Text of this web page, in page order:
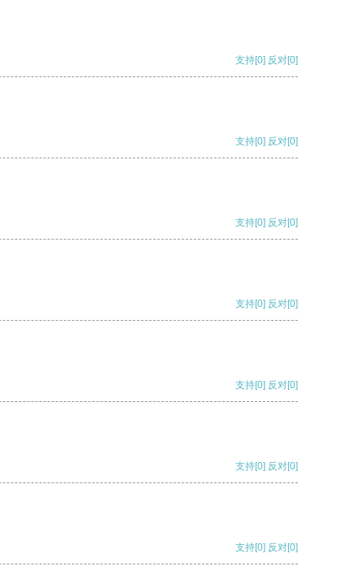
支持[0] 反对[0]
支持[0] 反对[0]
支持[0] 反对[0]
支持[0] 反对[0]
支持[0] 反对[0]
支持[0] 反对[0]
支持[0] 反对[0]